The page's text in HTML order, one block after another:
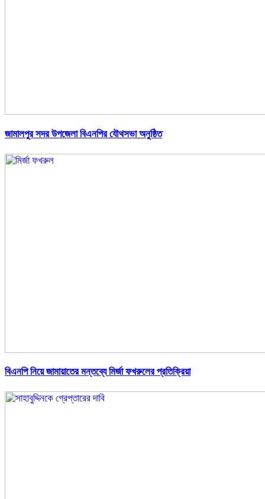
জামালপুর সদর উপজেলা বিএনপির যৌথসভা অনুষ্ঠিত
বিএনপি নিয়ে জামায়াতের মন্তব্যে মির্জা ফখরুলের প্রতিক্রিয়া